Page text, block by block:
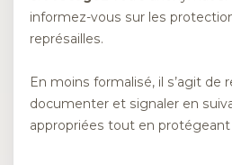
informez-vous sur les
représailles.
En moins formalisé, il s’agit de
documenter et signaler en
appropriées tout en protégeant